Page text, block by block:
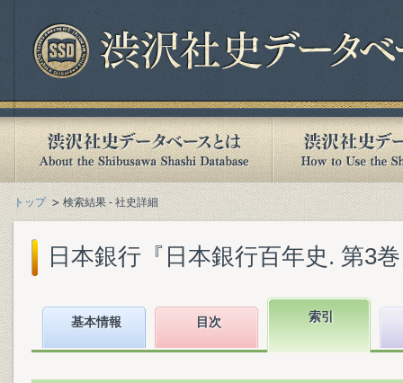
トップ 検索結果 - 社史詳細
日本銀行『日本銀行百年史. 第3
基本情報 目次 索引